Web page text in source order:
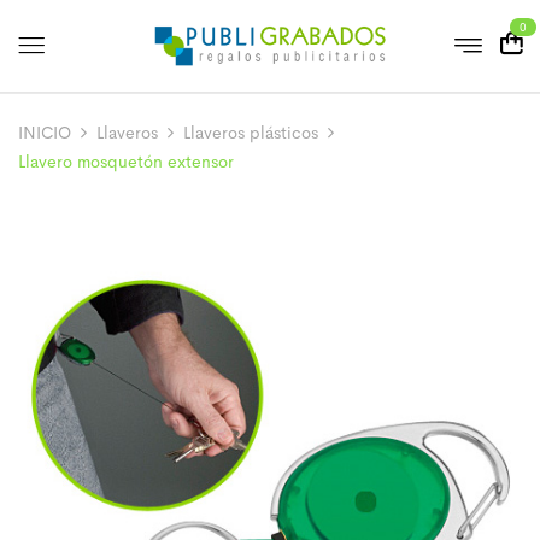
0
INICIO Llaveros
Llaveros plásticos
Llavero mosquetón extensor